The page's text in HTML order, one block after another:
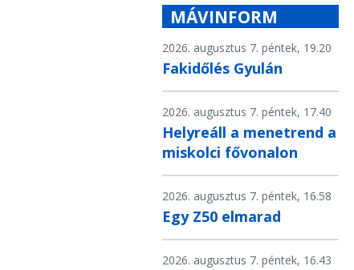
MÁVINFORM
2026. augusztus 7. péntek, 19.20
Fakidőlés Gyulán
2026. augusztus 7. péntek, 17.40
Helyreáll a menetrend a
miskolci fővonalon
2026. augusztus 7. péntek, 16.58
Egy Z50 elmarad
2026. augusztus 7. péntek, 16.43